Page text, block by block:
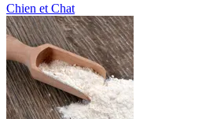
Chien et Chat